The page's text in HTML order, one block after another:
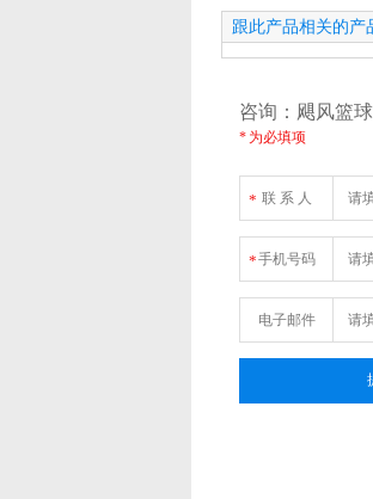
跟此产品相关的产
咨询：飓风篮
* 为必填项
* 联 系 人
*手机号码
电子邮件